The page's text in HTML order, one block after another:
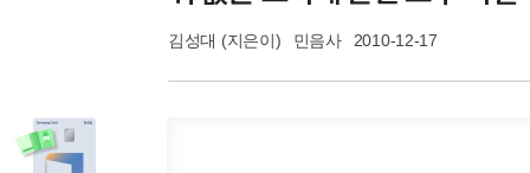
김성대 (지은이) 민음사 2010-12-17